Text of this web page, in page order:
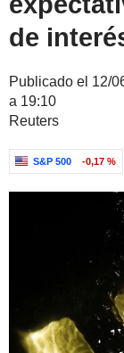
de
Publicado el 12/
a 19:10
Reuters
S&P 500 -0,17 %